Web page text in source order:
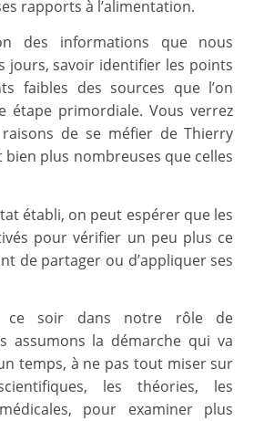
rapports à l’alimentation.
des informations que nous
jours, savoir identifier les points
faibles des sources que l’on
étape primordiale. Vous verrez
de se méfier de Thierry
bien plus nombreuses que celles
établi, on peut espérer que les
pour vérifier un peu plus ce
de partager ou d’appliquer ses
ce soir dans notre rôle de
assumons la démarche qui va
temps, à ne pas tout miser sur
les théories, les
pour examiner plus